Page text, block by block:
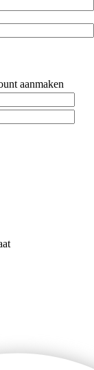
aanmaken